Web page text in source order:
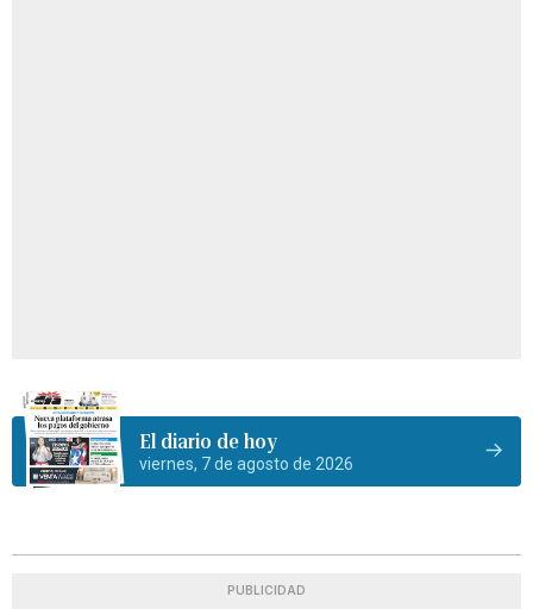
El diario de hoy
viernes, 7 de agosto de 2026
PUBLICIDAD